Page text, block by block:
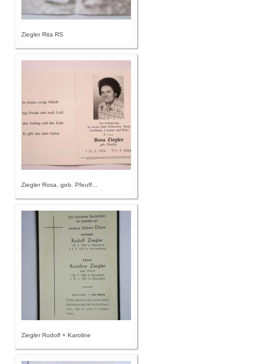
Ziegler Rita RS
Ziegler Rosa, geb. Pfeuff...
Ziegler Rudolf + Karoline